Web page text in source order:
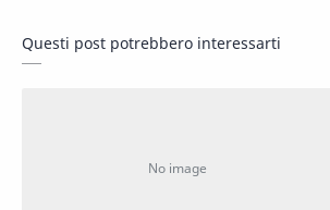
Questi post potrebbero interessarti